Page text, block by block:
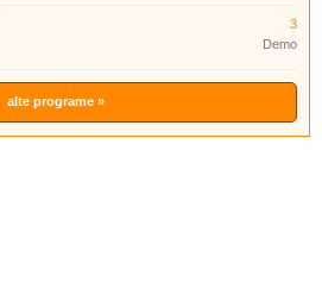
3
Demo
alte programe »